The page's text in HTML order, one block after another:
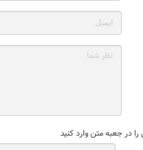
در جعبه متن وارد کنید